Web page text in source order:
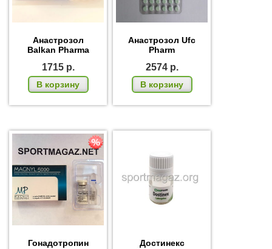
Анастрозол
Balkan Pharma
1715 р.
В корзину
Анастрозол Ufc
Pharm
2574 р.
В корзину
Гонадотропин
Достинекс